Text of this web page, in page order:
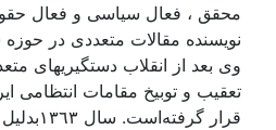
محقق ، فعال سياسی و فعال
نويسنده مقالات متعددی در
وی بعد از انقلاب دستگيريهای
تعقيب و توبيخ مقامات انتظامی
قرار